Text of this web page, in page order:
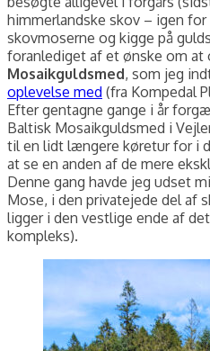
himmerlandske skov – igen
skovmoserne og kigge på
foranlediget af et ønske om at
Mosaikguldsmed, som jeg
oplevelse med (fra Kompedal
Efter gentagne gange i år
Baltisk Mosaikguldsmed i
til en lidt længere køretur for i
at se en anden af de mere
Denne gang havde jeg udset
Mose, i den privatejede del af
ligger i den vestlige ende af
kompleks).